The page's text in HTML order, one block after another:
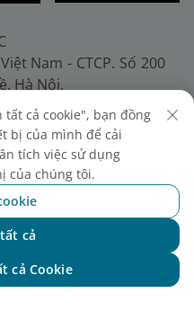
Nam - CTCP. Số 200
Hà Nội.
Fax: (+84-24)
nghiệp, mã số
đăng ký lần đầu ngày
đổi lần thứ 10 ngày
Thành phố Hà Nội.
tất cả cookie", bạn đồng
bị của mình để cải
tích việc sử dụng
của chúng tôi.
cả
cả Cookie